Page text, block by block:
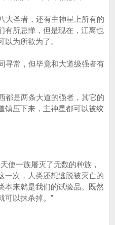
圣者，还有主神星上所有的
有所忌惮，但是现在，江离也
为所欲为了。
常，但毕竟和大道级强者有
是两条大道的强者，其它的
镇压下来，主神星都可以被绞
使一族屠灭了无数的种族，
一次，人类还想逃脱被灭亡的
本来就是我们的试验品。既然
可以抹杀掉。”